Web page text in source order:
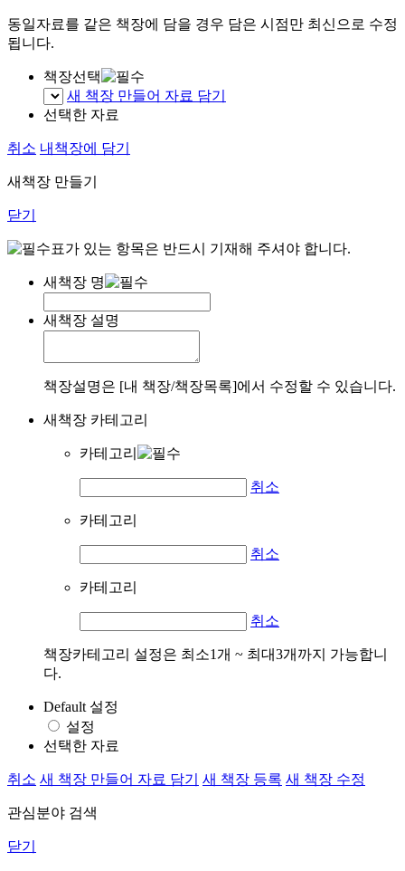
동일자료를 같은 책장에 담을 경우 담은 시점만 최신으로 수정
됩니다.
책장선택
새 책장 만들어 자료 담기
선택한 자료
취소 내책장에 담기
새책장 만들기
닫기
표가 있는 항목은 반드시 기재해 주셔야 합니다.
새책장 명
새책장 설명
책장설명은 [내 책장/책장목록]에서 수정할 수 있습니다.
새책장 카테고리
카테고리
취소
카테고리
취소
카테고리
취소
책장카테고리 설정은 최소1개 ~ 최대3개까지 가능합니
다.
Default 설정
설정
선택한 자료
취소 새 책장 만들어 자료 담기 새 책장 등록 새 책장 수정
관심분야 검색
닫기